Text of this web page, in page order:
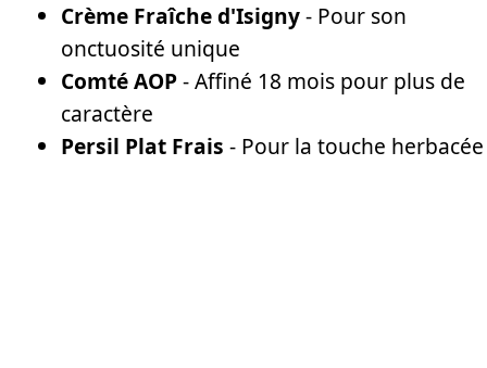
Crème Fraîche d'Isigny- Pour son
onctuosité unique
Comté AOP- Affiné 18 mois pour plus de
caractère
Persil Plat Frais - Pour la touche herbacée